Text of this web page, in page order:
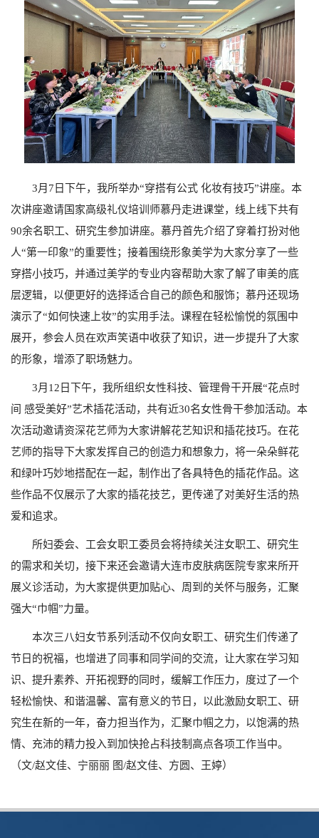
3月 7 日下午，我所举办“穿搭有公式 化妆有技巧”讲座。本
次讲座邀请国家高级礼仪培训师慕丹走进课堂，线上线下共有
90余名职工、研究生参加讲座。慕丹首先介绍了穿着打扮对他
人“第一印象”的重要性；接着围绕形象美学为大家分享了一些
穿搭小技巧，并通过美学的专业内容帮助大家了解了审美的底
层逻辑，以便更好的选择适合自己的颜色和服饰；慕丹还现场
演示了“如何快速上妆”的实用手法。课程在轻松愉悦的氛围中
展开，参会人员在欢声笑语中收获了知识，进一步提升了大家
的形象，增添了职场魅力。
3月 12 日下午，我所组织女性科技、管理骨干开展“花点时
间 感受美好”艺术插花活动，共有近30名女性骨干参加活动。本
次活动邀请资深花艺师为大家讲解花艺知识和插花技巧。在花
艺师的指导下大家发挥自己的创造力和想象力，将一朵朵鲜花
和绿叶巧妙地搭配在一起，制作出了各具特色的插花作品。这
些作品不仅展示了大家的插花技艺，更传递了对美好生活的热
爱和追求。
所妇委会、工会女职工委员会将持续关注女职工、研究生
的需求和关切，接下来还会邀请大连市皮肤病医院专家来所开
展义诊活动，为大家提供更加贴心、周到的关怀与服务，汇聚
强大“巾帼”力量。
本次三八妇女节系列活动不仅向女职工、研究生们传递了
节日的祝福，也增进了同事和同学间的交流，让大家在学习知
识、提升素养、开拓视野的同时，缓解工作压力，度过了一个
轻松愉快、和谐温馨、富有意义的节日，以此激励女职工、研
究生在新的一年，奋力担当作为，汇聚巾帼之力，以饱满的热
情、充沛的精力投入到加快抢占科技制高点各项工作当中。
（文/赵文佳、宁丽丽 图/赵文佳、方圆、王婷）